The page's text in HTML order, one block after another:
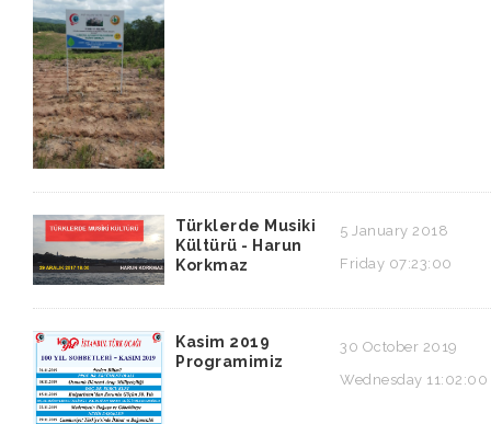
Türklerde Musiki
Kültürü - Harun
Korkmaz
5 January 2018
Friday 07:23:00
Kasim 2019
Programimiz
30 October 2019
Wednesday 11:02:00